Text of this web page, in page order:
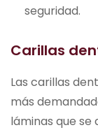
seguridad.
Carillas
Las carillas
más
láminas que se